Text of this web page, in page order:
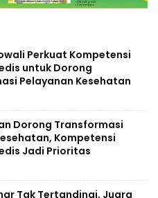
Perkuat Kompetensi
untuk Dorong
Pelayanan Kesehatan
Dorong Transformasi
Kompetensi
Jadi Prioritas
Tak Tertandingi, Juara